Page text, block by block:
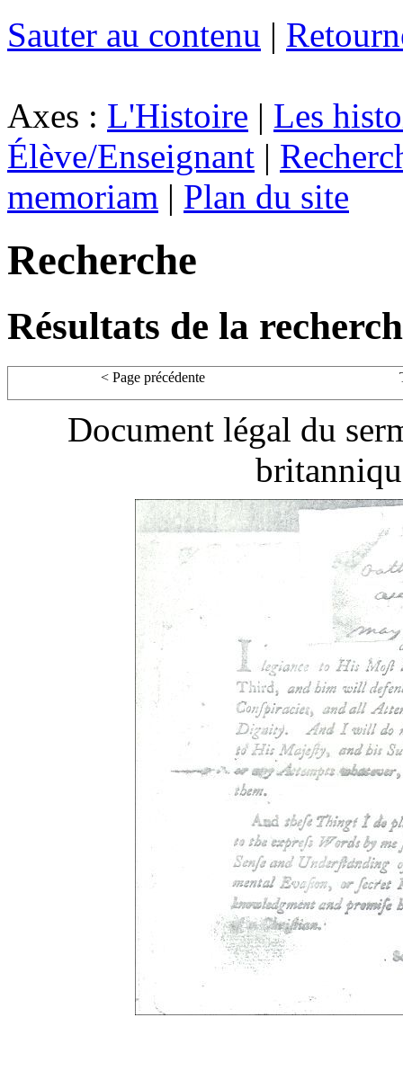
Sauter au contenu |
Axes : L'Histoire | Les
Élève/Enseignant |
memoriam | Plan du site
Recherche
Résultats de la
< Page précédente
Document légal du